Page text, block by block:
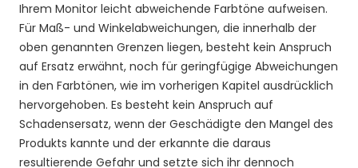
Ihrem Monitor leicht abweichende Farbtöne aufweisen.
Für Maß- und Winkelabweichungen, die innerhalb der
oben genannten Grenzen liegen, besteht kein Anspruch
auf Ersatz erwähnt, noch für geringfügige Abweichungen
in den Farbtönen, wie im vorherigen Kapitel ausdrücklich
hervorgehoben. Es besteht kein Anspruch auf
Schadensersatz, wenn der Geschädigte den Mangel des
Produkts kannte und der erkannte die daraus
resultierende Gefahr und setzte sich ihr dennoch